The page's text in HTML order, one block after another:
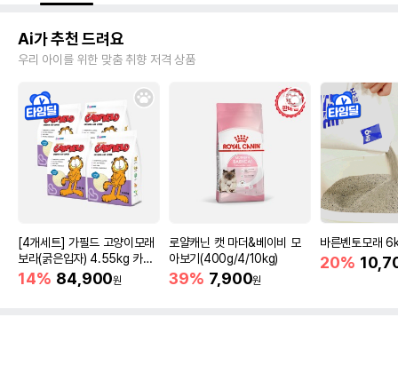
Ai가 추천 드려요
우리 아이를 위한 맞춤 취향 저격 상품
[4개세트] 가필드 고양이모래
보라(굵은입자) 4.55kg 카사
바모래
14% 84,900원
로얄캐닌 캣 마더&베이비 모
아보기(400g/4/10kg)
39% 7,900원
바른벤토모래
20%